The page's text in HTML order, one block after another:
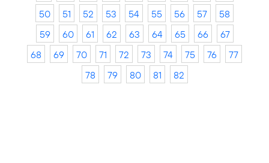
50
51 52 53 54 55 56 57
58
59
60 61 62 63 64 65 66
67
68
69 70 71 72 73 74 75 76
77
78
79 80 81 82